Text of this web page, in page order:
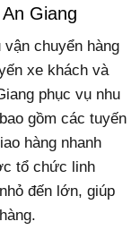
Giang
chuyển hàng
xe khách và
phục vụ nhu
gồm các tuyến
hàng nhanh
tổ chức linh
đến lớn, giúp